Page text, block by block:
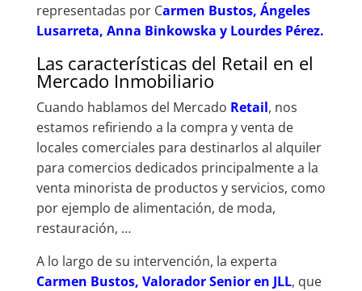
representadas por Carmen Bustos, Ángeles
Lusarreta, Anna Binkowska y Lourdes Pérez.
Las características del Retail en el
Mercado Inmobiliario
Cuando hablamos del Mercado Retail, nos
estamos refiriendo a la compra y venta de
locales comerciales para destinarlos al alquiler
para comercios dedicados principalmente a la
venta minorista de productos y servicios, como
por ejemplo de alimentación, de moda,
restauración, …
A lo largo de su intervención, la experta
Carmen Bustos, Valorador Senior en JLL, que